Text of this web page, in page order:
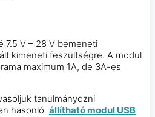
7.5 V – 28 V bemeneti
kimeneti feszültségre. A modul
maximum 1A, de 3A-es
tanulmányozni
hasonló állítható modul USB